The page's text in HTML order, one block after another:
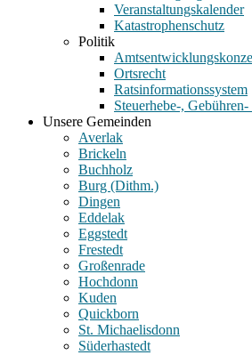
Veranstaltungskalender
Katastrophenschutz
Politik
Ortsrecht
Ratsinformationssystem
Steuerhebe-,
Unsere Gemeinden
Averlak
Brickeln
Buchholz
Burg (Dithm.)
Dingen
Eddelak
Eggstedt
Frestedt
Großenrade
Hochdonn
Kuden
Quickborn
St. Michaelisdonn
Süderhastedt